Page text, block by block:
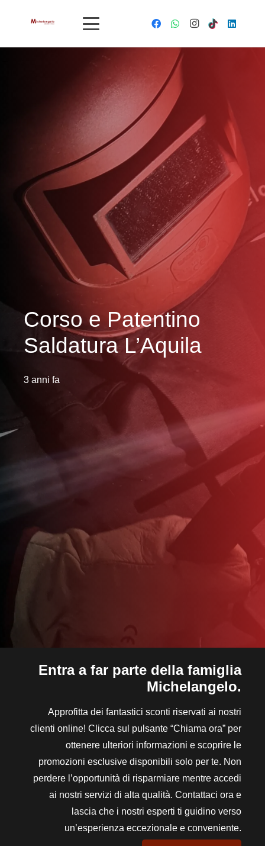
Corso e Patentino
Saldatura L’Aquila
3 anni fa
Entra a far parte della famiglia
Michelangelo.
Approfitta dei fantastici sconti riservati ai nostri
clienti online! Clicca sul pulsante “Chiama ora” per
ottenere ulteriori informazioni e scoprire le
promozioni esclusive disponibili solo per te. Non
perdere l’opportunità di risparmiare mentre accedi
ai nostri servizi di alta qualità. Contattaci ora e
lascia che i nostri esperti ti guidino verso
un’esperienza eccezionale e conveniente.